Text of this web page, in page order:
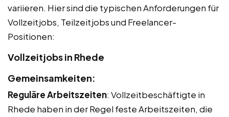
variieren. Hier sind die typischen Anforderungen für
Vollzeitjobs, Teilzeitjobs und Freelancer-
Positionen:
Vollzeitjobs in Rhede
Gemeinsamkeiten:
Reguläre Arbeitszeiten: Vollzeitbeschäftigte in
Rhede haben in der Regel feste Arbeitszeiten, die